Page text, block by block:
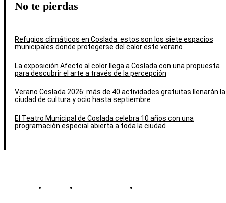
No te pierdas
Refugios climáticos en Coslada: estos son los siete espacios
municipales donde protegerse del calor este verano
La exposición Afecto al color llega a Coslada con una propuesta
para descubrir el arte a través de la percepción
Verano Coslada 2026: más de 40 actividades gratuitas llenarán la
ciudad de cultura y ocio hasta septiembre
El Teatro Municipal de Coslada celebra 10 años con una
programación especial abierta a toda la ciudad
Contacto Política de cookies